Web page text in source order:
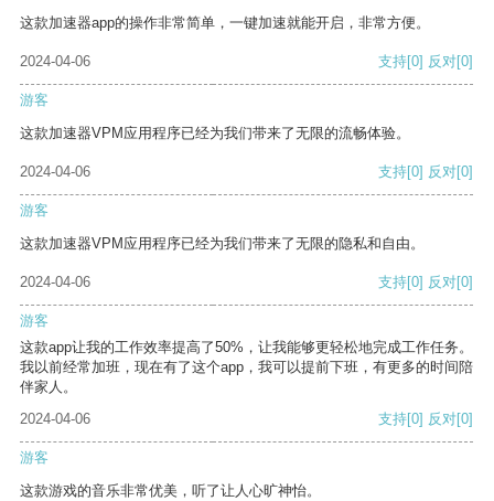
这款加速器app的操作非常简单，一键加速就能开启，非常方便。
2024-04-06 支持[0] 反对[0]
游客
这款加速器VPM应用程序已经为我们带来了无限的流畅体验。
2024-04-06 支持[0] 反对[0]
游客
这款加速器VPM应用程序已经为我们带来了无限的隐私和自由。
2024-04-06 支持[0] 反对[0]
游客
这款app让我的工作效率提高了50%，让我能够更轻松地完成工作任务。
我以前经常加班，现在有了这个app，我可以提前下班，有更多的时间陪
伴家人。
2024-04-06
支持[0] 反对[0]
游客
这款游戏的音乐非常优美，听了让人心旷神怡。